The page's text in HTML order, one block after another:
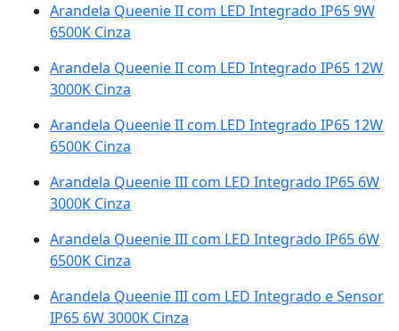
Arandela Queenie II com LED Integrado IP65 9W
6500K Cinza
Arandela Queenie II com LED Integrado IP65 12W
3000K Cinza
Arandela Queenie II com LED Integrado IP65 12W
6500K Cinza
Arandela Queenie III com LED Integrado IP65 6W
3000K Cinza
Arandela Queenie III com LED Integrado IP65 6W
6500K Cinza
Arandela Queenie III com LED Integrado e Sensor
IP65 6W 3000K Cinza